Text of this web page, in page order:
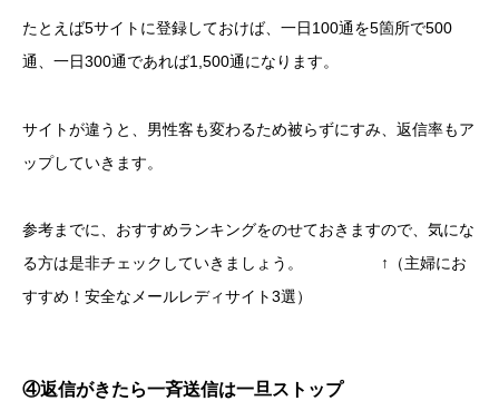
たとえば5サイトに登録しておけば、一日100通を5箇所で500
通、一日300通であれば1,500通になります。
サイトが違うと、男性客も変わるため被らずにすみ、返信率もア
ップしていきます。
参考までに、おすすめランキングをのせておきますので、気にな
る方は是非チェックしていきましょう。 ↑（主婦にお
すすめ！安全なメールレディサイト3選）
④返信がきたら一斉送信は一旦ストップ